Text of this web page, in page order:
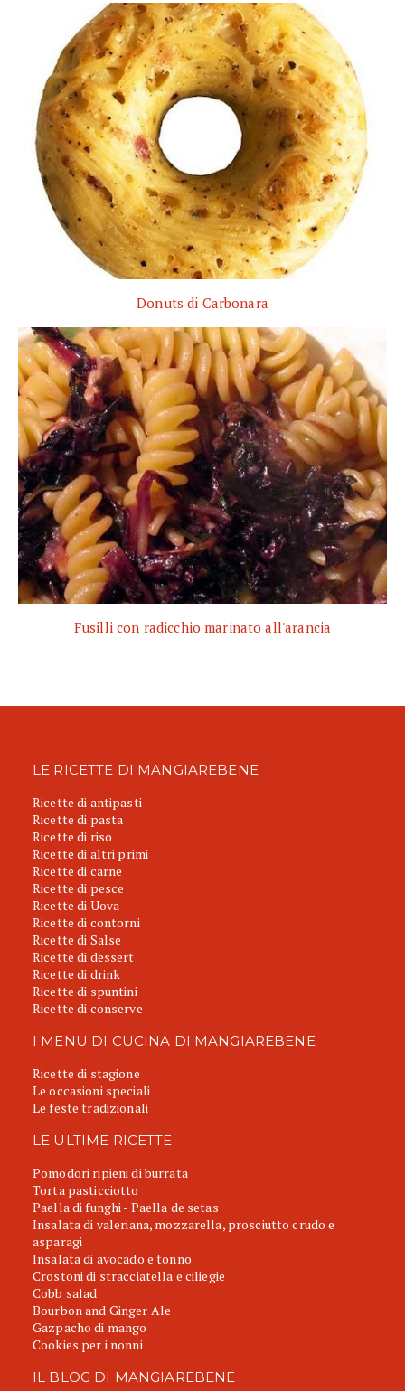
Donuts di Carbonara
Fusilli con radicchio marinato all'arancia
LE RICETTE DI MANGIAREBENE
Ricette di antipasti
Ricette di pasta
Ricette di riso
Ricette di altri primi
Ricette di carne
Ricette di pesce
Ricette di Uova
Ricette di contorni
Ricette di Salse
Ricette di dessert
Ricette di drink
Ricette di spuntini
Ricette di conserve
I MENU DI CUCINA DI MANGIAREBENE
Ricette di stagione
Le occasioni speciali
Le feste tradizionali
LE ULTIME RICETTE
Pomodori ripieni di burrata
Torta pasticciotto
Paella di funghi - Paella de setas
Insalata di valeriana, mozzarella, prosciutto crudo e
asparagi
Insalata di avocado e tonno
Crostoni di stracciatella e ciliegie
Cobb salad
Bourbon and Ginger Ale
Gazpacho di mango
Cookies per i nonni
IL BLOG DI MANGIAREBENE